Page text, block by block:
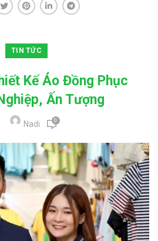
TIN TỨC
Kế Áo Đồng Phục
Ấn Tượng
Nadi 0